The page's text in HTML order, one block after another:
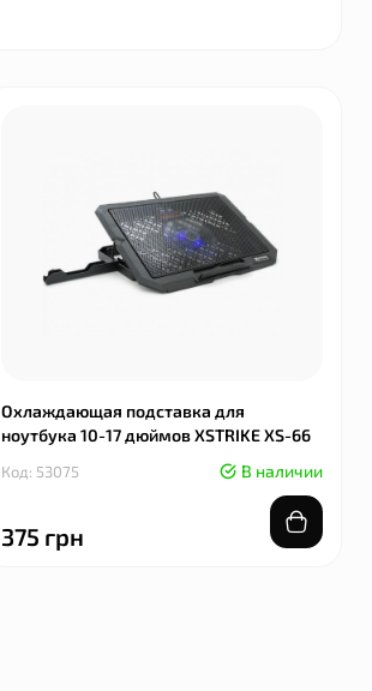
Охлаждающая подставка для
ноутбука 10-17 дюймов XSTRIKE XS-66
Код: 53075 В наличии
375 грн